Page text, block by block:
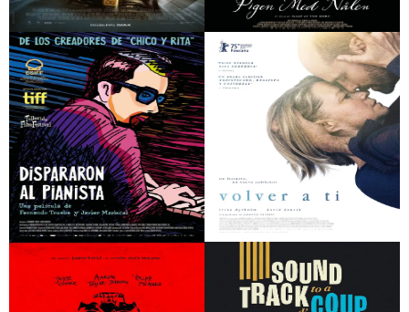
F1
Pigen med nålen (La
noia de l’agulla)
Volver a ti